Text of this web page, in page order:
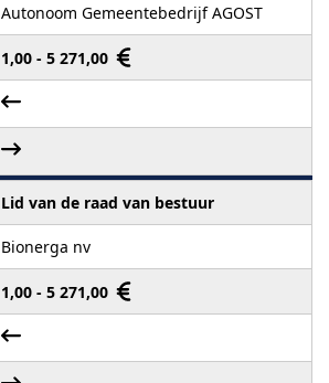
Autonoom Gemeentebedrijf AGOST
1,00 - 5 271,00
Lid van de raad van bestuur
Bionerga nv
1,00 - 5 271,00